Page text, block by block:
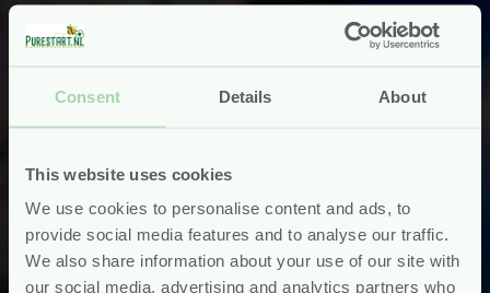
Consent Details About
This website uses cookies
We use cookies to personalise content and ads, to
provide social media features and to analyse our traffic.
We also share information about your use of our site with
our social media, advertising and analytics partners who